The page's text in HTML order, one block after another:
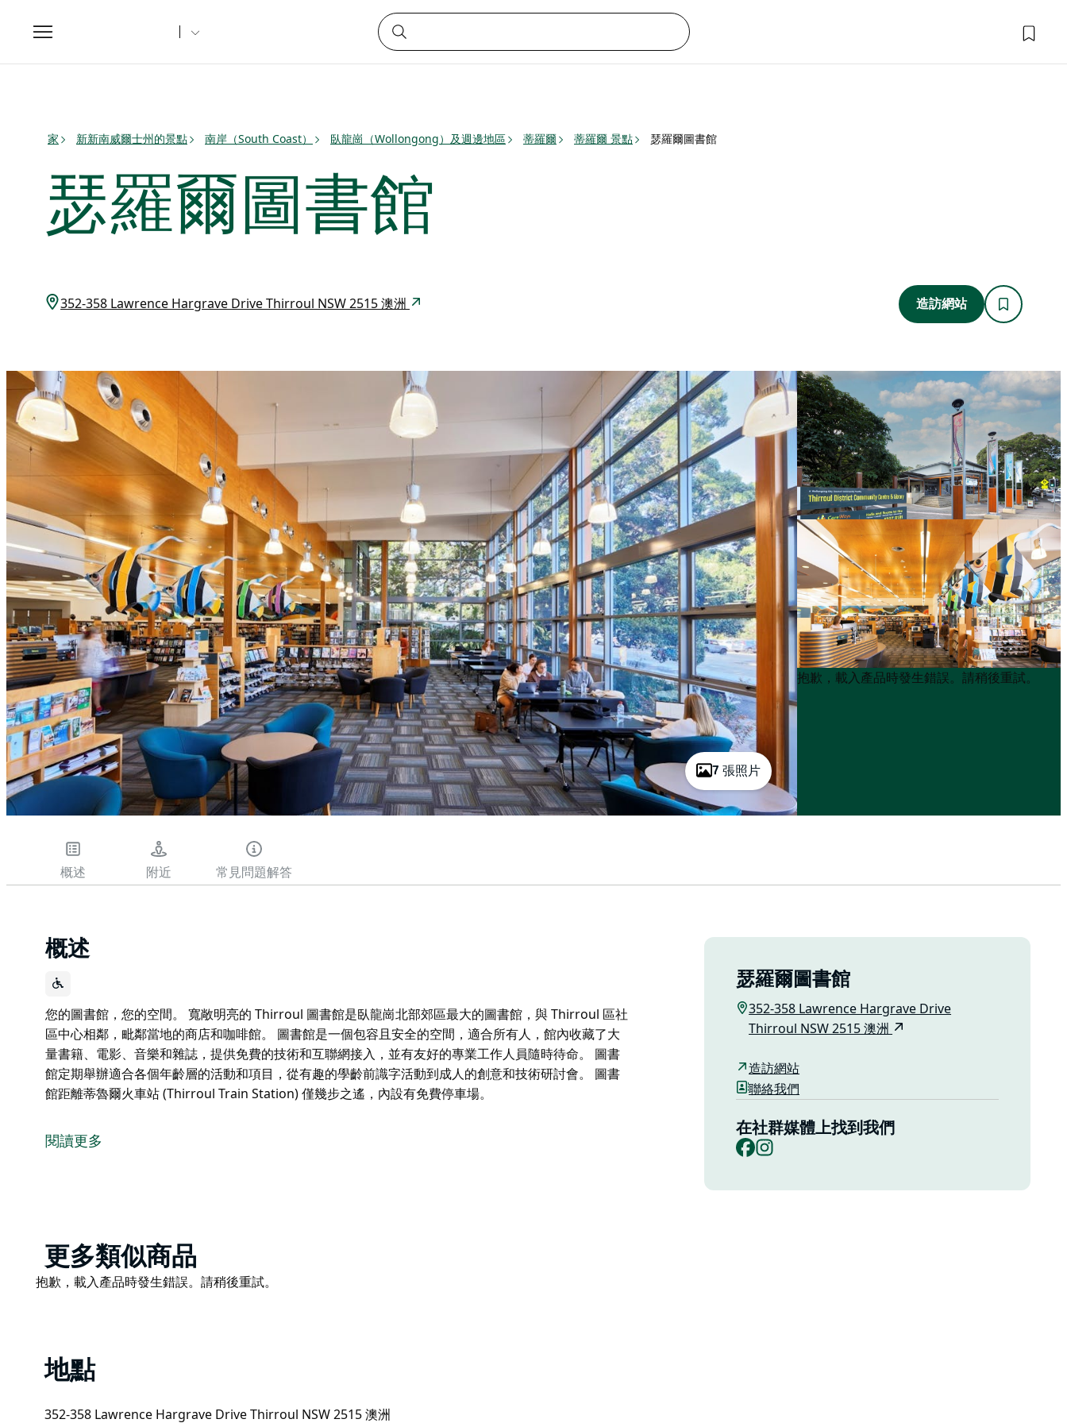
Toggle
navigation
家 新新南威爾士州的景點 南岸（South Coast） 臥龍崗（Wollongong）及週邊地區 蒂羅爾 蒂羅爾 景點 瑟羅爾圖書館
瑟羅爾圖書館
352-358 Lawrence Hargrave Drive Thirroul NSW 2515 澳洲 造訪網站
7 張照片
Product
List
Product
List
抱歉，載入產品時發生錯誤。請稍後重試。
概述 附近 常見問題解答
概述
您的圖書館，您的空間。 寬敞明亮的 Thirroul 圖書館是臥龍崗北部郊區最大的圖書館，與 Thirroul 區社
區中心相鄰，毗鄰當地的商店和咖啡館。 圖書館是一個包容且安全的空間，適合所有人，館內收藏了大
量書籍、電影、音樂和雜誌，提供免費的技術和互聯網接入，並有友好的專業工作人員隨時待命。 圖書
館定期舉辦適合各個年齡層的活動和項目，從有趣的學齡前識字活動到成人的創意和技術研討會。 圖書
館距離蒂魯爾火車站 (Thirroul Train Station) 僅幾步之遙，內設有免費停車場。
寬敞明亮的 Thirroul 圖書館是臥龍崗北部郊區最大的圖書館，與 Thirroul 區社區中心相鄰，毗鄰當地的
圖書館距離蒂魯爾火車站 (Thirroul Train Station) 僅幾步之遙，內設有免費停車場。
閱讀更多
瑟羅爾圖書館
352-358 Lawrence Hargrave Drive
Thirroul NSW 2515 澳洲
造訪網站
聯絡我們
在社群媒體上找到我們
Facebook
Product
List
更多類似商品
Product
抱歉，載入產品時發生錯誤。請稍後重試。
地點
352-358 Lawrence Hargrave Drive Thirroul NSW 2515 澳洲